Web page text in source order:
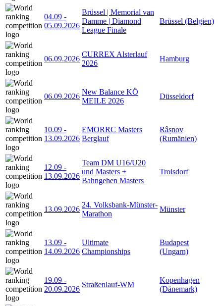
04.09 -
05.09.2026
Brüssel | Memorial van
Damme | Diamond
League Finale
Brüssel (Belgien)
06.09.2026
CURREX Alsterlauf
2026
Hamburg
06.09.2026
New Balance KÖ
MEILE 2026
Düsseldorf
10.09 -
13.09.2026
EMORRC Masters
Berglauf
Râșnov
(Rumänien)
12.09 -
13.09.2026
Team DM U16/U20
und Masters +
Bahngehen Masters
Troisdorf
13.09.2026
24. Volksbank-Münster-
Marathon
Münster
13.09 -
14.09.2026
Ultimate
Championships
Budapest
(Ungarn)
19.09 -
20.09.2026
Straßenlauf-WM
Kopenhagen
(Dänemark)